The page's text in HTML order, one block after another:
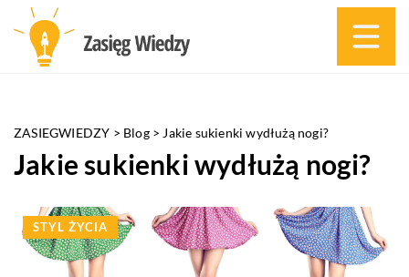
ZASIEGWIEDZY > Blog> Jakie sukienki wydłużą nogi?
Jakie sukienki wydłużą nogi?
STYL ŻYCIA